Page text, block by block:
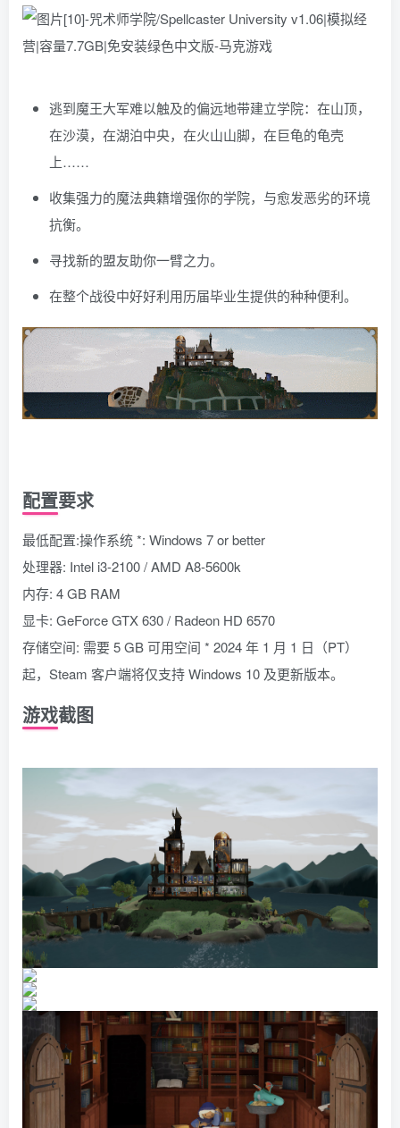
逃到魔王大军难以触及的偏远地带建立学院：在山顶，
在沙漠，在湖泊中央，在火山山脚，在巨龟的龟壳
上……
收集强力的魔法典籍增强你的学院，与愈发恶劣的环境
抗衡。
寻找新的盟友助你一臂之力。
在整个战役中好好利用历届毕业生提供的种种便利。
配置要求
最低配置:操作系统 *: Windows 7 or better
处理器: Intel i3-2100 / AMD A8-5600k
内存: 4 GB RAM
显卡: GeForce GTX 630 / Radeon HD 6570
存储空间: 需要 5 GB 可用空间 * 2024 年 1 月 1 日（PT）
起，Steam 客户端将仅支持 Windows 10 及更新版本。
游戏截图